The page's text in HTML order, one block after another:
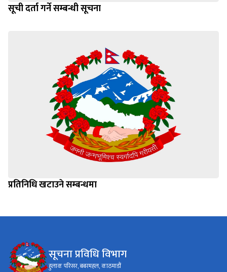
सूची दर्ता गर्ने सम्बन्धी सूचना
प्रतिनिधि खटाउने सम्बन्धमा
सूचना प्रविधि विभाग
हुलाक परिसर, बबरमहल, काठमाडौं